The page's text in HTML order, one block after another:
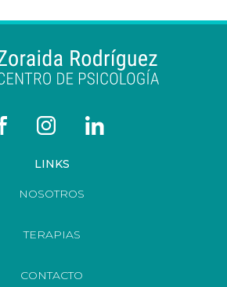
LINKS
NOSOTROS
TERAPIAS
CONTACTO